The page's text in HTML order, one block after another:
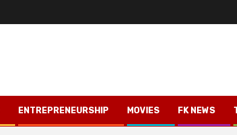
ENTREPRENEURSHIP MOVIES FK NEWS